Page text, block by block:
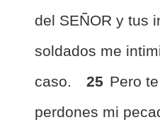
del SEÑOR y tus
soldados me
caso.
25 Pero
perdones mi